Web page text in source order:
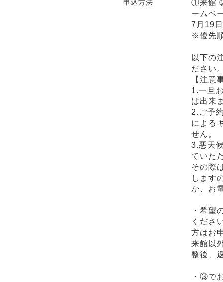
申込方法
①来館
ームペ
7月19
※優先
以下の
ださい
【注意
1.一旦
は出来
2.ご予
による
せん。
3.悪天
ていた
その際
します
か、お
・希望
くださ
方はお
来館以
整後、
・③で